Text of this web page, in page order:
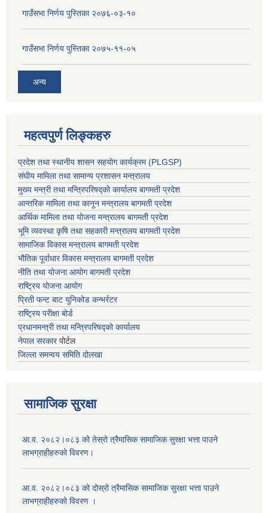
गाउँसभा निर्णय पुस्तिका २०७६-०३-१०
गाउँसभा निर्णय पुस्तिका २०७५-११-०५
अन्य
महत्वपुर्ण लिङ्कहरु
प्रदेश तथा स्थानीय शासन सहयाेग कार्यक्रम (PLGSP)
संघीय मामिला तथा सामान्य प्रशासन मन्त्रालय
मुख्य मन्त्री तथा मन्त्रिपरिषद्को कार्यालय बागमती प्रदेश
आन्तरिक मामिला तथा कानून मन्त्रालय बागमती प्रदेश
आर्थिक मामिला तथा योजना मन्त्रालय बागमती प्रदेश
भूमि व्यवस्था कृषि तथा सहकारी मन्त्रालय बागमती प्रदेश
सामाजिक विकास मन्त्रालय बागमती प्रदेश
भौतिक पूर्वाधार विकास मन्त्रालय बागमती प्रदेश
नीति तथा योजना आयोग बागमती प्रदेश
राष्ट्रिय योजना आयोग
प्रिती फन्ट बाट युनिकोड कन्भर्रटर
राष्ट्रिय परीक्षा बोर्ड
प्रधानमन्त्री तथा मन्त्रिपरिषद्को कार्यालय
नेपाल सरकारपोर्टल
जिल्ला समन्वय समिति दोलखा
सामाजिक सुरक्षा
आ.व. २०८२।०८३ को तेस्रो त्रैमासिक सामाजिक सुरक्षा भत्ता पाउने
लाभग्राहीहरुको विवरण।
आ.व. २०८२।०८३ को दोस्रो त्रैमासिक सामाजिक सुरक्षा भत्ता पाउने
लाभग्राहीहरुको विवरण ।